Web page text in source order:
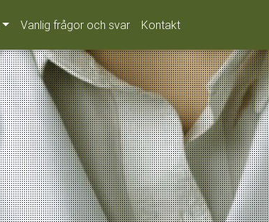
Vanlig frågor och svar Kontakt